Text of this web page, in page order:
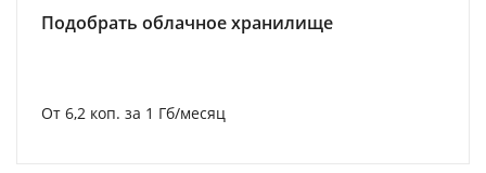
Подобрать облачное хранилище
От 6,2 коп. за 1 Гб/месяц